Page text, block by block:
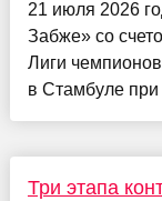
21 июля 2026
Забже» со
Лиги
в Стамбуле при
Три этапа